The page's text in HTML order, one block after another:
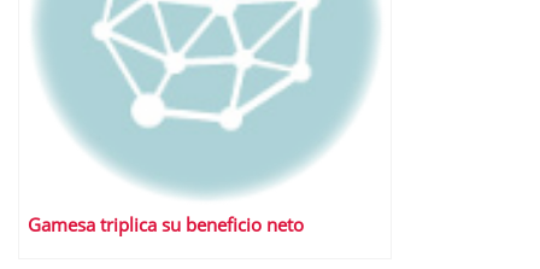
Gamesa triplica su beneficio neto